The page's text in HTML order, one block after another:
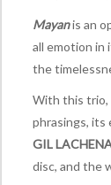
Mayanis an
all emotion in
the
With this trio,
phrasings, its
GIL
disc, and the